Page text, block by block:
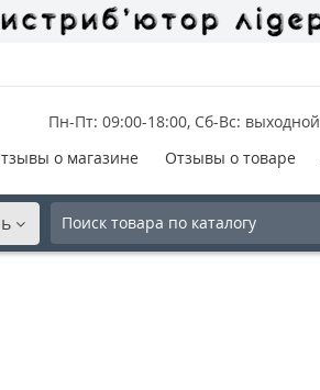
Пн-Пт: 09:00-18:00, Сб-Вс: выходной
о магазине Отзывы о товаре